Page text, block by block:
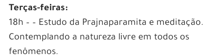
Terças-feiras:
18h – – Estudo da Prajnaparamita e meditação.
Contemplando a natureza livre em todos os
fenômenos.